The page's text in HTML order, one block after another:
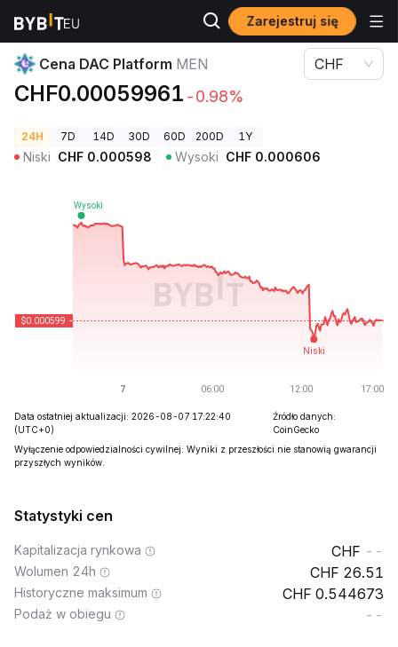
Zarejestruj się
Ceny kryptowalut Cena DAC Platform MEN
Cena DAC Platform MEN
CHF0.00059961 -0.98%
CHF
24H 7D 14D 30D 60D 200D 1Y
Niski CHF 0.000598 Wysoki CHF 0.000606
Data ostatniej aktualizacji: 2026-08-07 17:22:40
(UTC+0)
Źródło danych:
CoinGecko
Wyłączenie odpowiedzialności cywilnej: Wyniki z przeszłości nie stanowią gwarancji
przyszłych wyników.
Statystyki cen
Kapitalizacja rynkowa --
Wolumen 24h 26.51
Historyczne maksimum 0.544673
Podaż w obiegu --